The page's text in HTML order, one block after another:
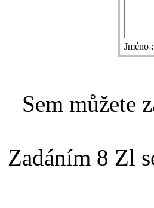
Jméno :
Sem můžete
Zadáním 8 Zl